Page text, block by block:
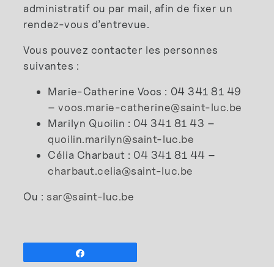
administratif ou par mail, afin de fixer un
rendez-vous d’entrevue.
Vous pouvez contacter les personnes
suivantes :
Marie-Catherine Voos : 04 341 81 49
–voos.marie-catherine@saint-luc.be
Marilyn Quoilin : 04 341 81 43 –
quoilin.marilyn@saint-luc.be
Célia Charbaut : 04 341 81 44 –
charbaut.celia@saint-luc.be
Ou : sar@saint-luc.be